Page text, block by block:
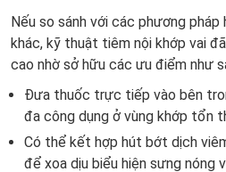
Nếu so sánh với các phương
khác, kỹ thuật tiêm nội khớp vai
cao nhờ sở hữu các ưu điểm như
Đưa thuốc trực tiếp vào bên
đa công dụng ở vùng khớp tổn
Có thể kết hợp hút bớt dịch
để xoa dịu biểu hiện sưng nóng